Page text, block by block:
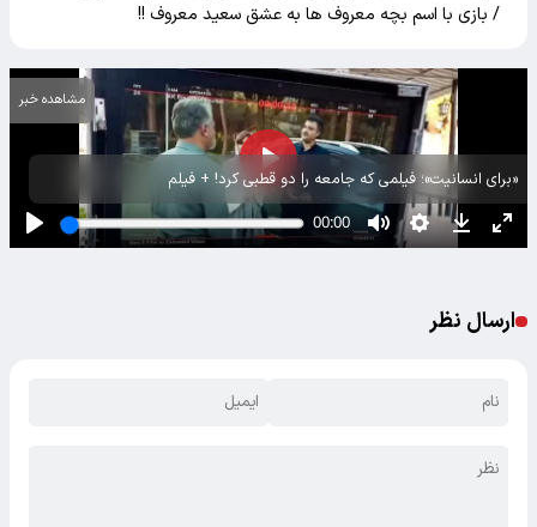
/ بازی با اسم بچه معروف ها به عشق سعید معروف !!
«برای انسانیت»؛ فیلمی که جامعه را دو قطبی کرد! + فیلم
مشاهده خبر
ارسال نظر